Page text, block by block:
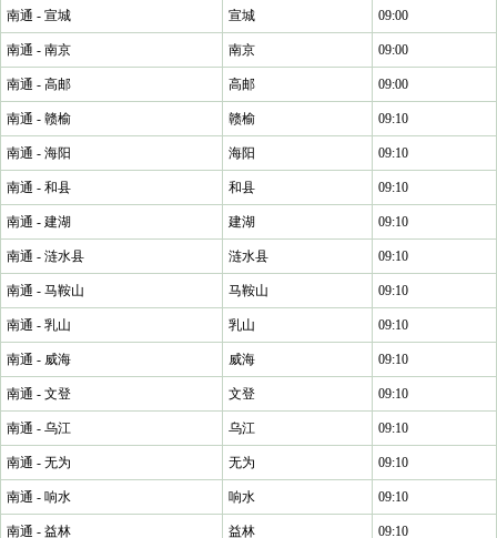
南通 - 宣城 宣城 09:00
南通 - 南京 南京 09:00
南通 - 高邮 高邮 09:00
南通 - 赣榆 赣榆 09:10
南通 - 海阳 海阳 09:10
南通 - 和县 和县 09:10
南通 - 建湖 建湖 09:10
南通 - 涟水县 涟水县 09:10
南通 - 马鞍山 马鞍山 09:10
南通 - 乳山 乳山 09:10
南通 - 威海 威海 09:10
南通 - 文登 文登 09:10
南通 - 乌江 乌江 09:10
南通 - 无为 无为 09:10
南通 - 响水 响水 09:10
南通 - 益林 益林 09:10